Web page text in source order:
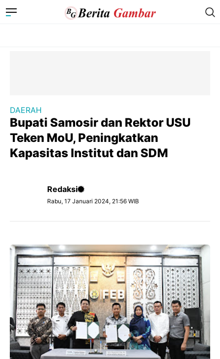
DAERAH
Bupati Samosir dan Rektor USU
Teken MoU, Peningkatkan
Kapasitas Institut dan SDM
Redaksi
Rabu, 17 Januari 2024, 21:56 WIB